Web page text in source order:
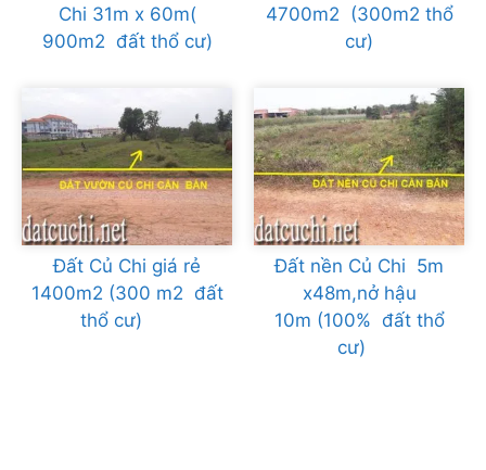
Chi 31m x 60m(
900m2 đất thổ cư)
4700m2 (300m2 thổ
cư)
Đất Củ Chi giá rẻ
1400m2 (300 m2 đất
thổ cư)
Đất nền Củ Chi 5m
x48m,nở hậu
10m (100% đất thổ
cư)